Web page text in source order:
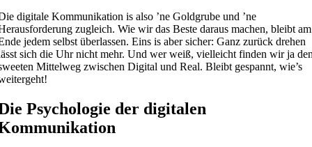
digitale Kommunikation is also ’ne Goldgrube und ’ne
zugleich. Wie wir das Beste daraus machen, bleibt am
jedem selbst überlassen. Eins is aber sicher: Ganz zurück drehen
sich die Uhr nicht mehr. Und wer weiß, vielleicht finden wir ja
Mittelweg zwischen Digital und Real. Bleibt gespannt, wie’s
Psychologie der digitalen